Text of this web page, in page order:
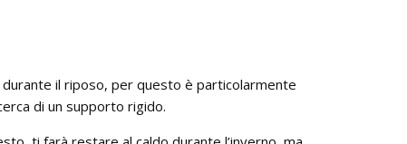
il riposo, per questo è particolarmente
di un supporto rigido.